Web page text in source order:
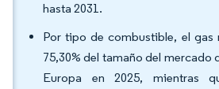
hasta 2031.
Por tipo de combustible, el gas
75,30% del tamaño del mercado
Europa en 2025, mientras